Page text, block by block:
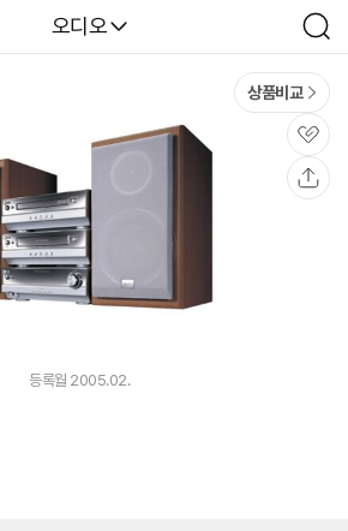
다나와
오디오
검
색
상품비교
관
심
등록월 2005.02.